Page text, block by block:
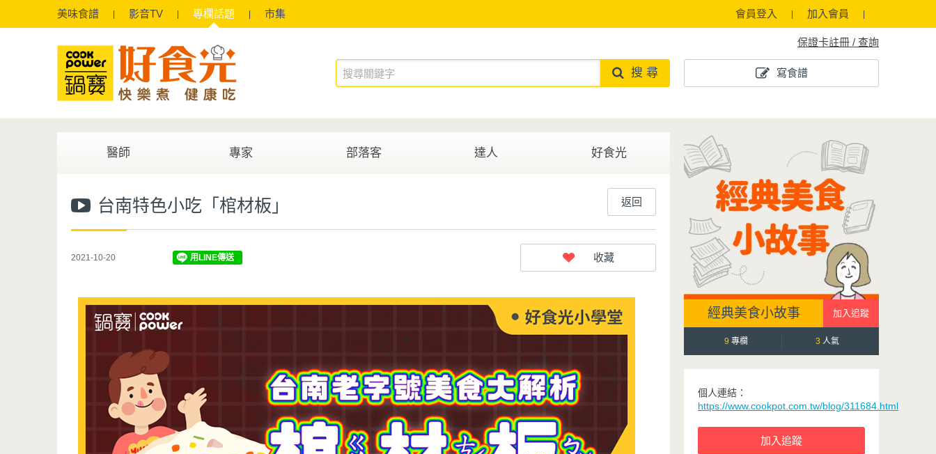
美味食譜 影音TV 專欄話題 市集 會員登入 加入會員
保證卡註冊 / 查詢
寫食譜
搜 尋
醫師 專家 部落客 達人 好食光
台南特色小吃「棺材板」 返回
2021-10-20
經典美食小故事
9 專欄 3 人氣
個人連結：
https://www.cookpot.com.tw/blog/311684.html